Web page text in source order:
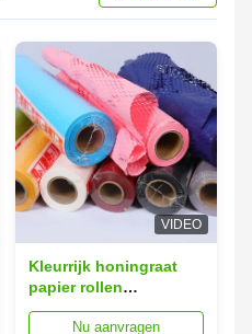
VIDEO
Kleurrijk honingraat
papier rollen
schokbestendige
schuim kussens 5 cm
Nu aanvragen